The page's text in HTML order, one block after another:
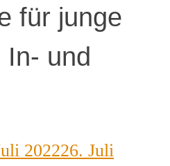
für junge
In- und
202226. Juli